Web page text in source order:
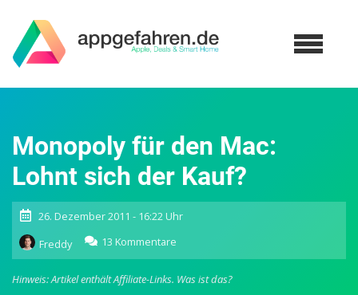
Monopoly für den Mac:
Lohnt sich der Kauf?
26. Dezember 2011 - 16:22 Uhr
Freddy
13 Kommentare
Monopoly
den
Hinweis: Artikel enthält Affiliate-Links. Was ist das?